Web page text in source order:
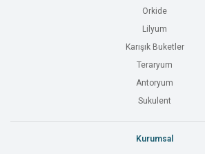
Orkide
Lilyum
Karışık Buketler
Teraryum
Antoryum
Sukulent
Kurumsal